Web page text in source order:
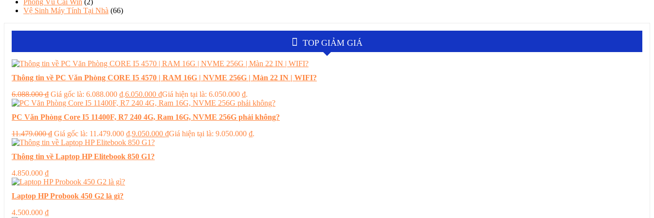
Phong Vũ Cài Win (2)
Vệ Sinh Máy Tính Tại Nhà (66)
TOP GIẢM GIÁ
Thông tin về PC Văn Phòng CORE I5 4570 | RAM 16G | NVME 256G | Màn 22 IN | WIFI?
6.088.000₫ Giá gốc là: 6.088.000 ₫.6.050.000 ₫Giá hiện tại là: 6.050.000 ₫.
PC Văn Phòng Core I5 11400F, R7 240 4G, Ram 16G, NVME 256G phải không?
11.479.000₫ Giá gốc là: 11.479.000 ₫.9.050.000 ₫Giá hiện tại là: 9.050.000 ₫.
Thông tin về Laptop HP Elitebook 850 G1?
4.850.000 ₫
Laptop HP Probook 450 G2 là gì?
4.500.000 ₫